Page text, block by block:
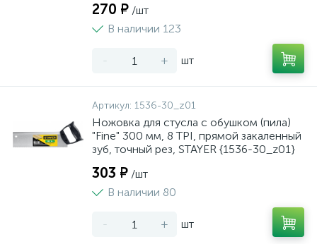
270 ₽ /шт
В наличии 123
- + шт
Артикул: 1536-30_z01
Ножовка для стусла c обушком (пила)
"Fine" 300 мм, 8 TPI, прямой закаленный
зуб, точный рез, STAYER {1536-30_z01}
303 ₽ /шт
В наличии 80
- + шт